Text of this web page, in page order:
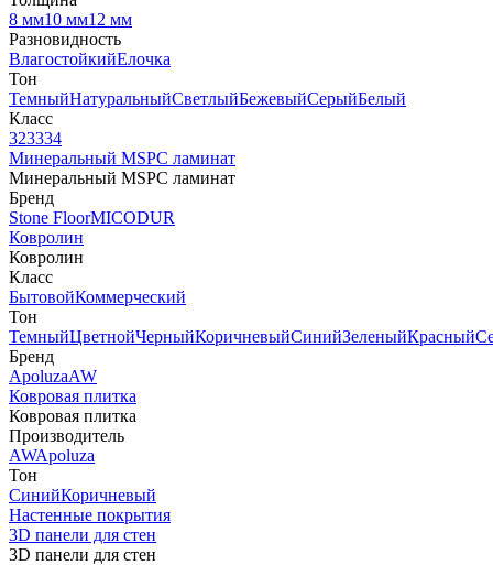
8 мм10 мм12 мм
Разновидность
ВлагостойкийЕлочка
Тон
ТемныйНатуральныйСветлыйБежевыйСерыйБелый
Класс
323334
Минеральный MSPC ламинат
Минеральный MSPC ламинат
Бренд
Stone FloorMICODUR
Ковролин
Ковролин
Класс
БытовойКоммерческий
Тон
ТемныйЦветнойЧерныйКоричневыйСинийЗеленыйКрасный
Бренд
ApoluzaAW
Ковровая плитка
Ковровая плитка
Производитель
AWApoluza
Тон
СинийКоричневый
Настенные покрытия
3D панели для стен
3D панели для стен